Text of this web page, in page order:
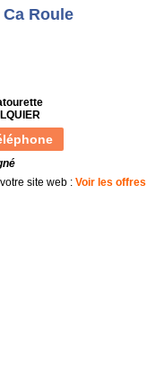
Roule
site web : Voir les offres